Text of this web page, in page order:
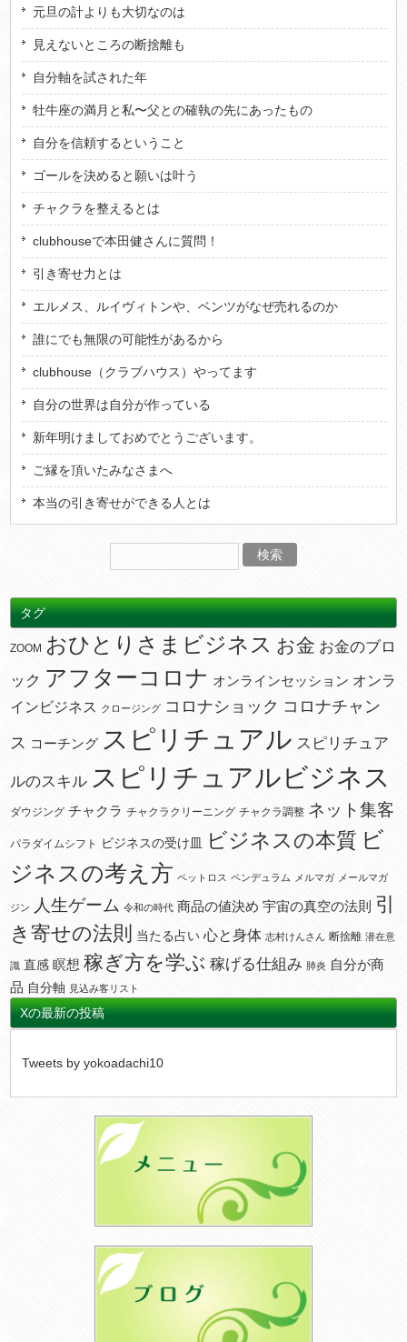
元旦の計よりも大切なのは
見えないところの断捨離も
自分軸を試された年
牡牛座の満月と私〜父との確執の先にあったもの
自分を信頼するということ
ゴールを決めると願いは叶う
チャクラを整えるとは
clubhouseで本田健さんに質問！
引き寄せ力とは
エルメス、ルイヴィトンや、ベンツがなぜ売れるのか
誰にでも無限の可能性があるから
clubhouse（クラブハウス）やってます
自分の世界は自分が作っている
新年明けましておめでとうございます。
ご縁を頂いたみなさまへ
本当の引き寄せができる人とは
タグ
ZOOM おひとりさまビジネス お金 お金のブロ
ック アフターコロナ オンラインセッション オンラ
インビジネス
クロージング コロナショック コロナチャン
ス コーチング スピリチュアル スピリチュア
ルのスキル スピリチュアルビジネス
ダウジング チャクラ チャクラクリーニング チャクラ調整 ネット集客
パラダイムシフト ビジネスの受け皿 ビジネスの本質 ビ
ジネスの考え方 ペットロス ペンデュラム メルマガ メールマガ
ジン 人生ゲーム 令和の時代 商品の値決め 宇宙の真空の法則 引
き寄せの法則
当たる占い 心と身体 志村けんさん 断捨離 潜在意
識 直感 瞑想 稼ぎ方を学ぶ 稼げる仕組み 肺炎 自分が商
品 自分軸 見込み客リスト
Xの最新の投稿
Tweets by yokoadachi10